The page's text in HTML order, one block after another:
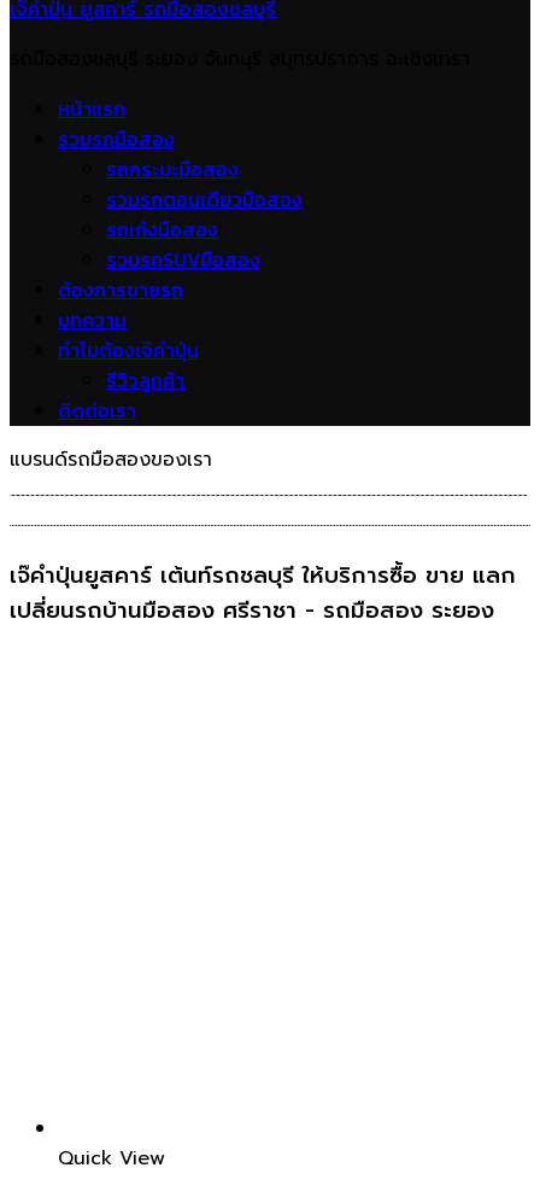
เจ๊คำปุ่น ยูสคาร์ รถมือสองชลบุรี
หน้าแรก
รวมรถมือสอง
รถกระบะมือสอง
รวมรถตอนเดียวมือสอง
รถเก๋งมือสอง
รวมรถSUVมือสอง
ต้องการขายรถ
บทความ
ทำไมต้องเจ๊คำปุ่น
รีวิวลูกค้า
ติดต่อเรา
แบรนด์รถมือสองของเรา
เจ๊คำปุ่นยูสคาร์ เต้นท์รถชลบุรี ให้บริการซื้อ ขาย แลก
เปลี่ยนรถบ้านมือสอง ศรีราชา - รถมือสอง ระยอง
Quick View